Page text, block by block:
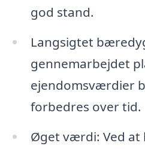
god stand.
Langsigtet
gennemarbejdet
ejendomsværdier
forbedres over tid.
Øget værdi: Ved at